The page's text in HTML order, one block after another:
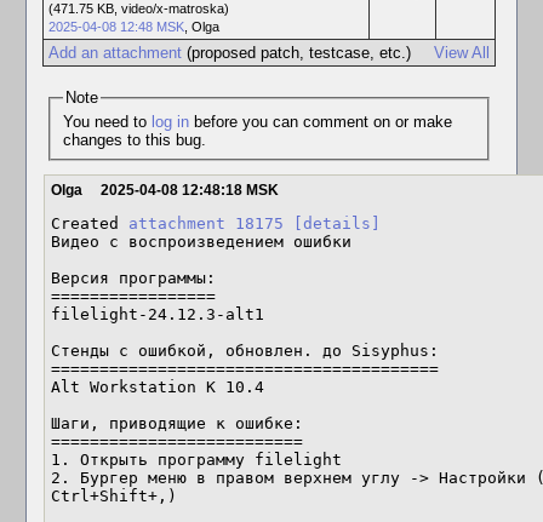
(471.75 KB, video/x-matroska)
2025-04-08 12:48 MSK, Olga
View All
Add an attachment(proposed patch, testcase, etc.)
Note
You need to log inbefore you can comment on or make
changes to this bug.
Olga 2025-04-08 12:48:18 MSK
Created attachment 18175
[details]
Видео с воспроизведением ошибки
Версия программы:
=================
filelight-24.12.3-alt1
Стенды с ошибкой, обновлен. до Sisyphus:
========================================
Alt Workstation K 10.4
Шаги, приводящие к ошибке:
==========================
1. Открыть программу filelight
2. Бургер меню в правом верхнем углу -> Настройки
Ctrl+Shift+,)